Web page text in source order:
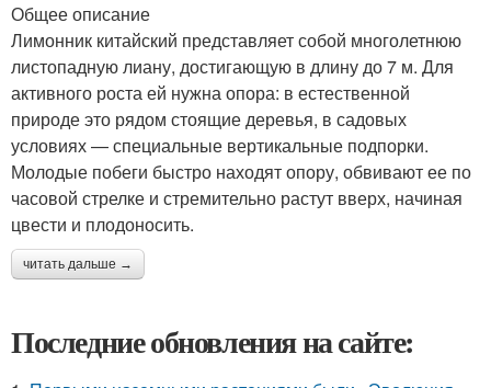
Общее описание
Лимонник китайский представляет собой многолетнюю
листопадную лиану, достигающую в длину до 7 м. Для
активного роста ей нужна опора: в естественной
природе это рядом стоящие деревья, в садовых
условиях — специальные вертикальные подпорки.
Молодые побеги быстро находят опору, обвивают ее по
часовой стрелке и стремительно растут вверх, начиная
цвести и плодоносить.
читать дальше →
Последние обновления на сайте: